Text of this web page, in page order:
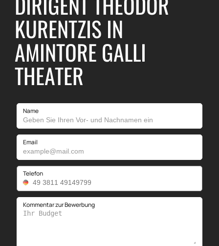
KURENTZIS IN
AMINTORE GALLI
THEATER
Name
Email
Telefon
Kommentar zur Bewerbung